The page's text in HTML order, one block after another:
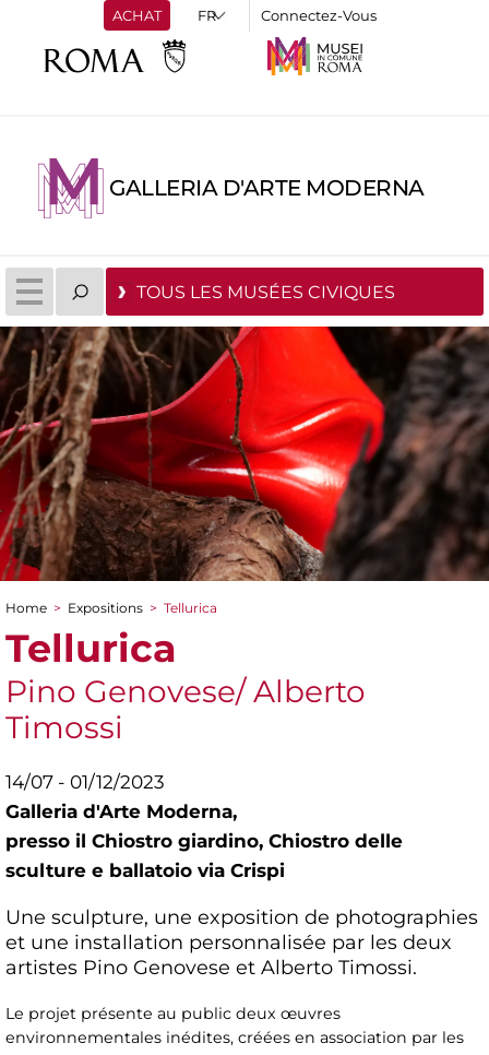
ACHAT Connectez-Vous
GALLERIA D'ARTE MODERNA
TOUS LES MUSÉES CIVIQUES
You are here
Home > Expositions > Tellurica
Tellurica
Pino Genovese/ Alberto
Timossi
14/07 - 01/12/2023
Galleria d'Arte Moderna,
presso il Chiostro giardino, Chiostro delle
sculture e ballatoio via Crispi
Une sculpture, une exposition de photographies
et une installation personnalisée par les deux
artistes Pino Genovese et Alberto Timossi.
Le projet présente au public deux œuvres
environnementales inédites, créées en association par les